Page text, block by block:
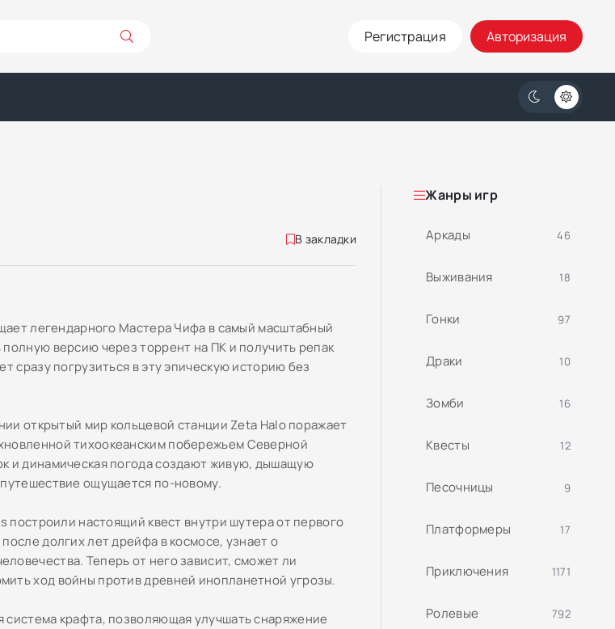
Регистрация Авторизация
В закладки
легендарного Мастера Чифа в самый масштабный
версию через торрент на ПК и получить репак
сразу погрузиться в эту эпическую историю без
открытый мир кольцевой станции Zeta Halo поражает
тихоокеанским побережьем Северной
и динамическая погода создают живую, дышащую
ощущается по-новому.
построили настоящий квест внутри шутера от первого
долгих лет дрейфа в космосе, узнает о
Теперь от него зависит, сможет ли
ход войны против древней инопланетной угрозы.
система крафта, позволяющая улучшать снаряжение
Жанры игр
Аркады 46
Выживания 18
Гонки 97
Драки 10
Зомби 16
Квесты 12
Песочницы 9
Платформеры 17
Приключения 1171
Ролевые 792